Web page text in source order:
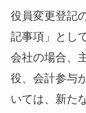
役員変更登記
記事項」とし
会社の場合、
役、会計参与
いては、新た